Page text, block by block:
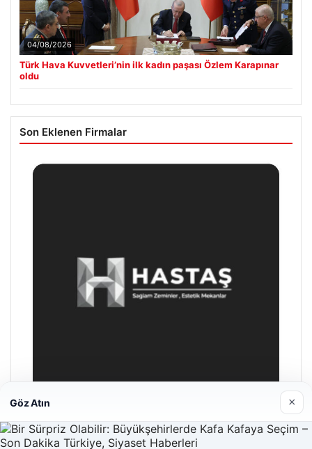
04/08/2026
Türk Hava Kuvvetleri’nin ilk kadın paşası Özlem Karapınar
oldu
Son Eklenen Firmalar
Hastaş Beton
Göz Atın ×